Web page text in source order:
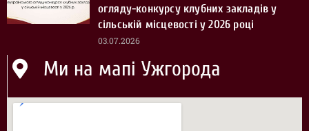
огляду-конкурсу клубних закладів у
сільській місцевості у 2026 році
03.07.2026
Ми на мапі Ужгорода